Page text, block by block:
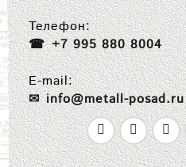
Телефон:
+7 995 880 8004
E-mail:
info@metall-posad.ru